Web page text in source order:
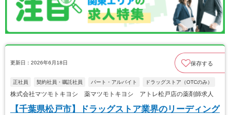
更新日：2026年6月18日 保存する
正社員 契約社員・嘱託社員 パート・アルバイト ドラッグストア（OTCのみ）
株式会社マツモトキヨシ 薬マツモトキヨシ アトレ松戸店の薬剤師求人
【千葉県松戸市】ドラッグストア業界のリーディング